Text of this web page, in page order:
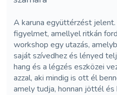
A karuna együttérzést
figyelmet, amellyel ritkán
workshop egy utazás,
saját szívedhez és lényed
hang és a légzés eszközei
azzal, aki mindig is ott él
amely tudja, honnan jöttél és